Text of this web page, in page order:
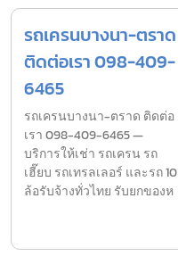
รถเครนบางนา-ตราด
ติดต่อเรา 098-409-
6465
รถเครนบางนา-ตราด ติดต่อ
เรา 098-409-6465 —
บริการให้เช่า รถเครน รถ
เฮี๊ยบ รถเทรลเลอร์ และรถ 10
ล้อรับจ้างทั่วไทย รับยกของห